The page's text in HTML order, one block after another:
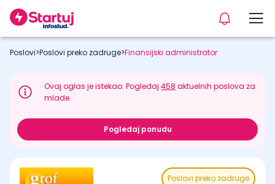
Poslovi>Poslovi preko zadruge>Finansijski administrator
Ovaj oglas je istekao. Pogledaj458 aktuelnih poslova za
mlade.
Pogledaj ponudu
Poslovi preko zadruge